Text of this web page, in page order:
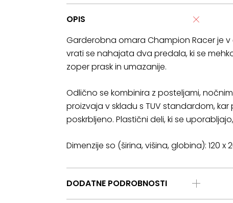
OPIS
Garderobna omara Champion Racer je v
vrati se nahajata dva predala, ki se
zoper prask in umazanije.
Odlično se kombinira z posteljami,
proizvaja v skladu s TUV standardom,
poskrbljeno. Plastični deli, ki se
Dimenzije so (širina, višina, globina): 120 x
DODATNE PODROBNOSTI